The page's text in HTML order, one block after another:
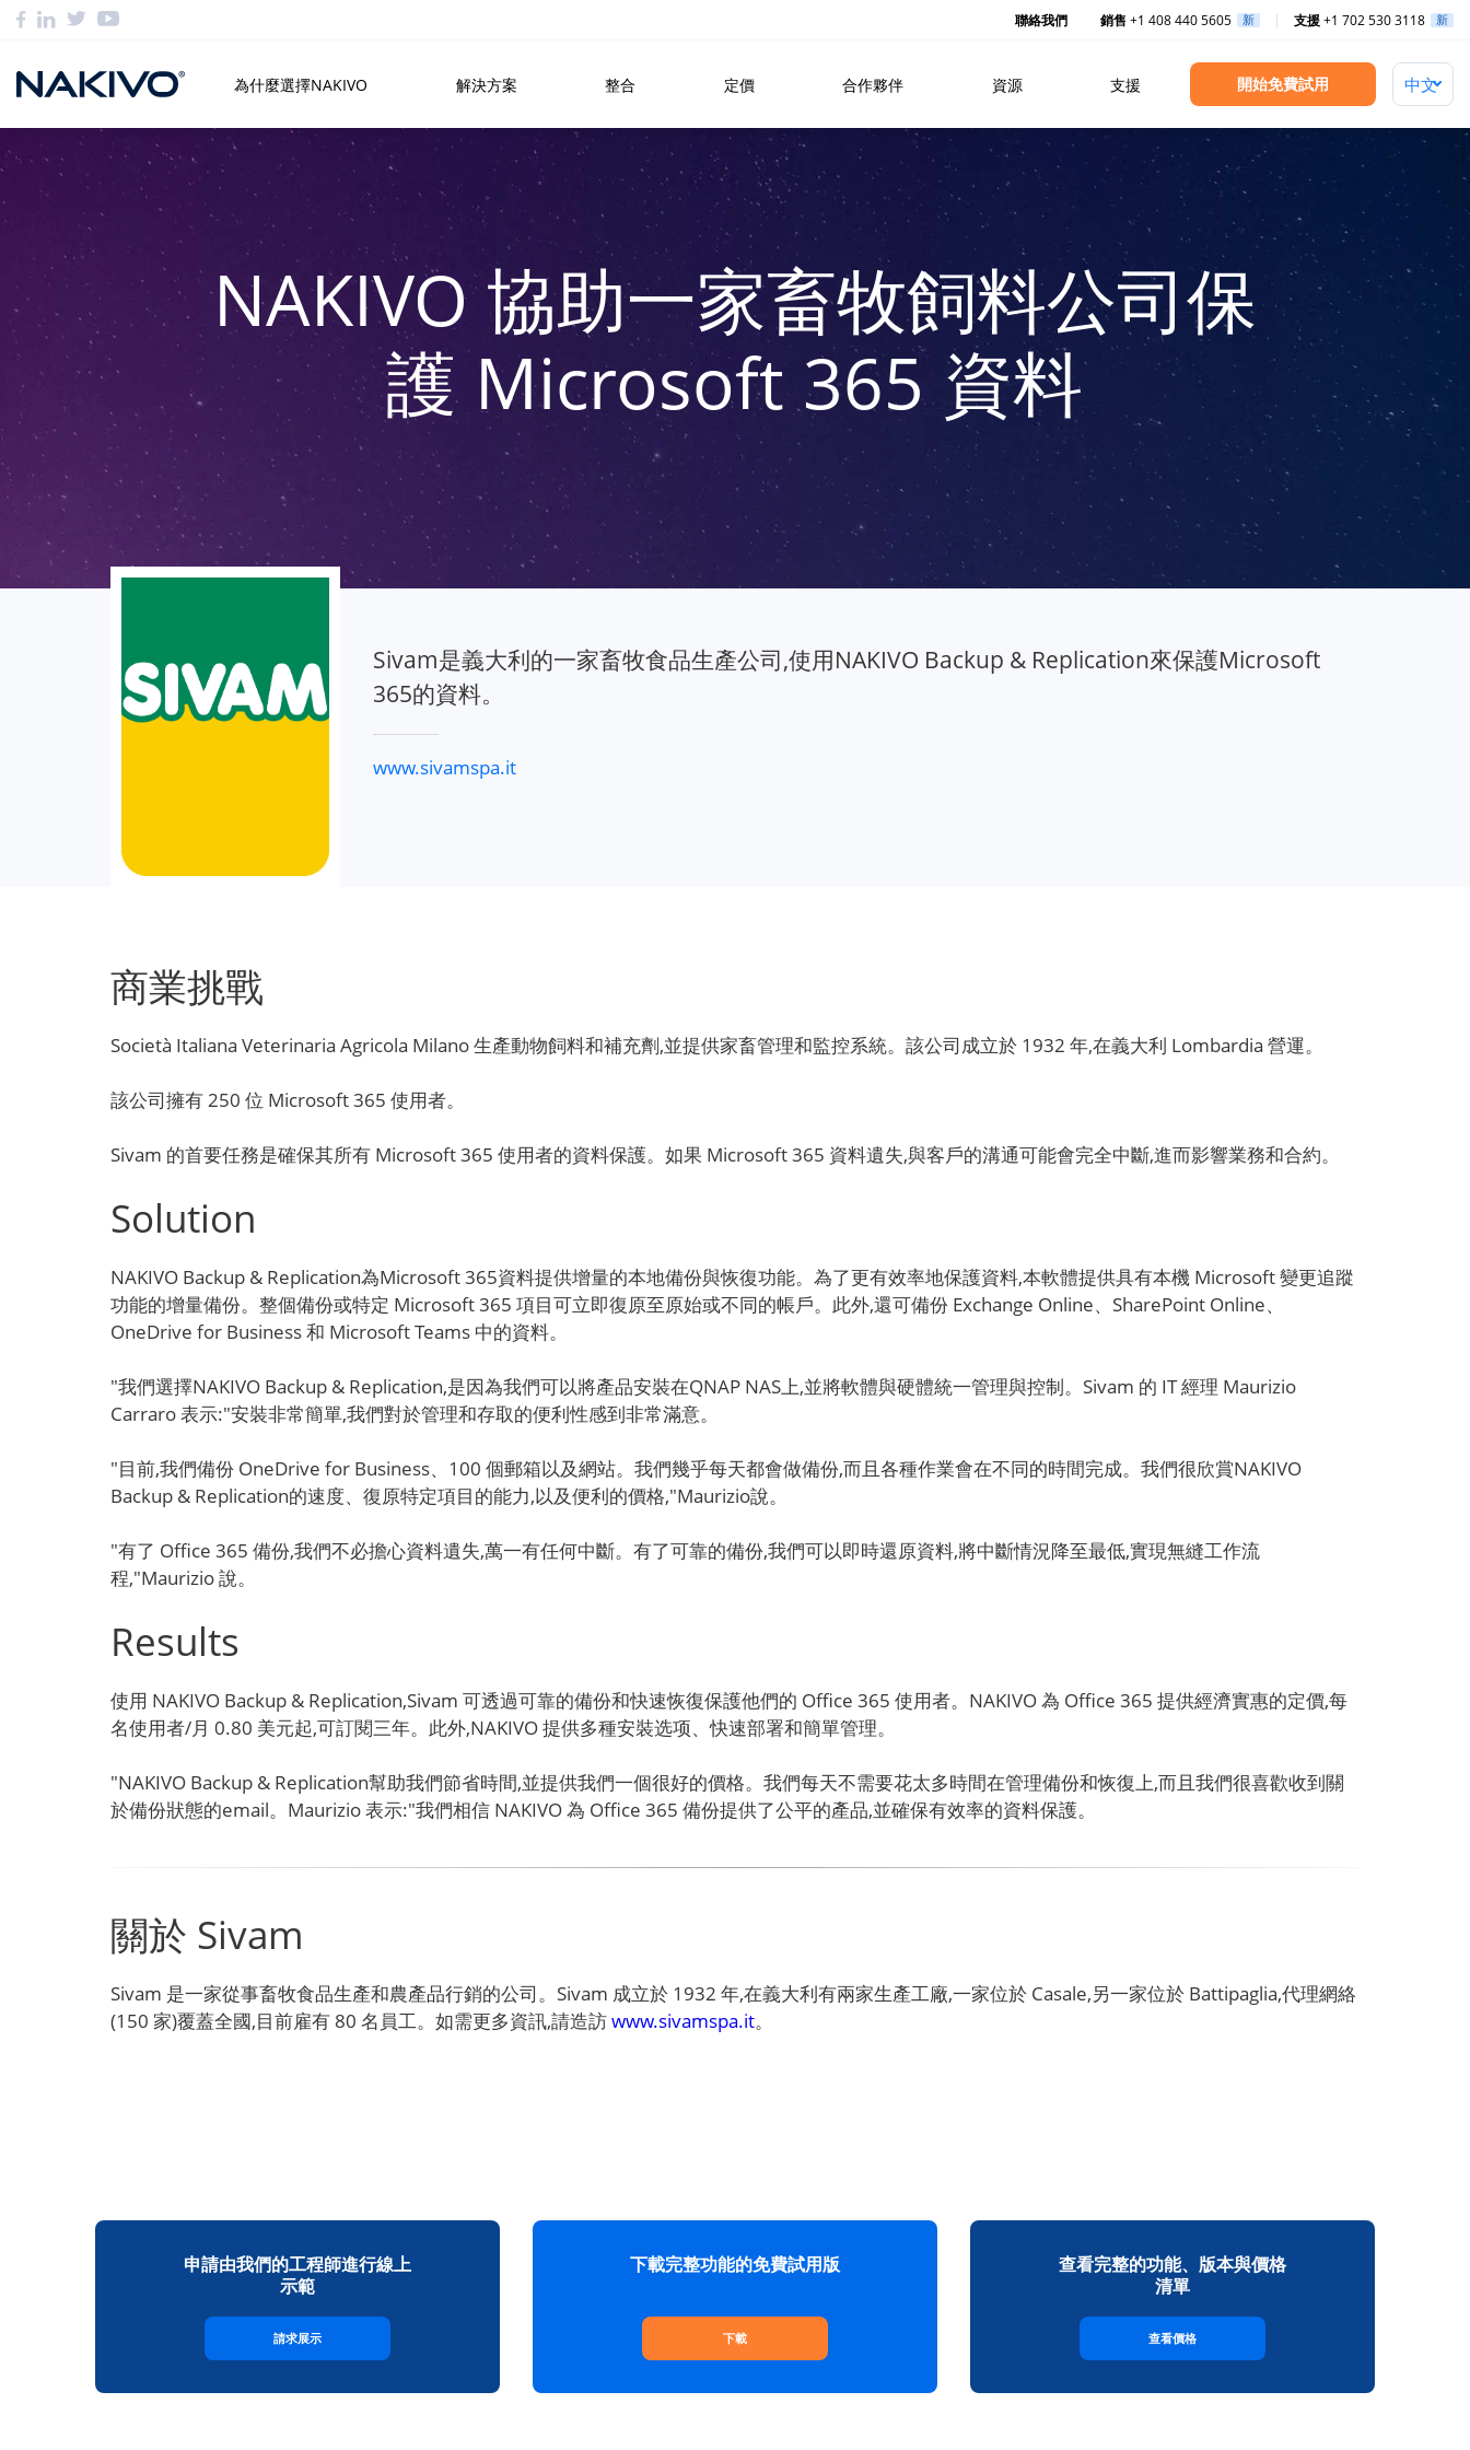
聯絡我們 銷售 +1 408 440 5605 新 支援+1 702 530 3118 新
為什麼選擇NAKIVO 解決方案 整合 定價 合作夥伴 資源 支援 開始免費試用
NAKIVO 協助一家畜牧飼料公司保
護 Microsoft 365 資料
Sivam是義大利的一家畜牧食品生產公司,使用NAKIVO Backup & Replication來保護Microsoft
365的資料。
www.sivamspa.it
商業挑戰
Società Italiana Veterinaria Agricola Milano 生產動物飼料和補充劑,並提供家畜管理和監控系統。該公司成立於 1932 年,在義大利 Lombardia 營運。
該公司擁有 250 位 Microsoft 365 使用者。
Sivam 的首要任務是確保其所有 Microsoft 365 使用者的資料保護。如果 Microsoft 365 資料遺失,與客戶的溝通可能會完全中斷,進而影響業務和合約。
Solution
NAKIVO Backup & Replication為Microsoft 365資料提供增量的本地備份與恢復功能。為了更有效率地保護資料,本軟體提供具有本機 Microsoft 變更追蹤
功能的增量備份。整個備份或特定 Microsoft 365 項目可立即復原至原始或不同的帳戶。此外,還可備份 Exchange Online、SharePoint Online、
OneDrive for Business 和 Microsoft Teams 中的資料。
"我們選擇NAKIVO Backup & Replication,是因為我們可以將產品安裝在QNAP NAS上,並將軟體與硬體統一管理與控制。Sivam 的 IT 經理 Maurizio
Carraro 表示:"安裝非常簡單,我們對於管理和存取的便利性感到非常滿意。
"目前,我們備份 OneDrive for Business、100 個郵箱以及網站。我們幾乎每天都會做備份,而且各種作業會在不同的時間完成。我們很欣賞NAKIVO
Backup & Replication的速度、復原特定項目的能力,以及便利的價格,"Maurizio說。
"有了 Office 365 備份,我們不必擔心資料遺失,萬一有任何中斷。有了可靠的備份,我們可以即時還原資料,將中斷情況降至最低,實現無縫工作流
程,"Maurizio 說。
Results
使用 NAKIVO Backup & Replication,Sivam 可透過可靠的備份和快速恢復保護他們的 Office 365 使用者。NAKIVO 為 Office 365 提供經濟實惠的定價,每
名使用者/月 0.80 美元起,可訂閱三年。此外,NAKIVO 提供多種安裝选项、快速部署和簡單管理。
"NAKIVO Backup & Replication幫助我們節省時間,並提供我們一個很好的價格。我們每天不需要花太多時間在管理備份和恢復上,而且我們很喜歡收到關
於備份狀態的email。Maurizio 表示:"我們相信 NAKIVO 為 Office 365 備份提供了公平的產品,並確保有效率的資料保護。
關於 Sivam
Sivam 是一家從事畜牧食品生產和農產品行銷的公司。Sivam 成立於 1932 年,在義大利有兩家生產工廠,一家位於 Casale,另一家位於 Battipaglia,代理網絡
(150 家)覆蓋全國,目前雇有 80 名員工。如需更多資訊,請造訪www.sivamspa.it。
申請由我們的工程師進行線上
示範
請求展示
下載完整功能的免費試用版
下載
查看完整的功能、版本與價格
清單
查看價格